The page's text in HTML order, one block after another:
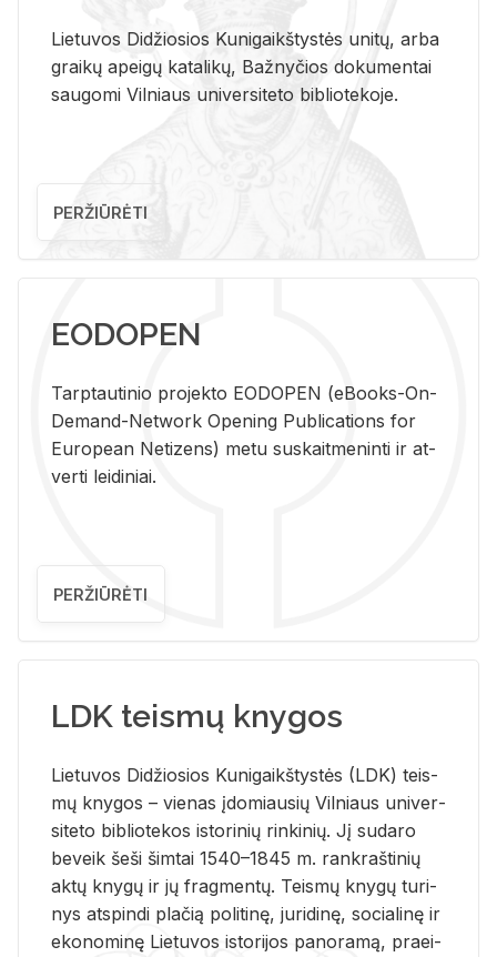
Lietuvos Didžiosios Kunigaikštystės unitų, arba
graikų apeigų katalikų, Bažnyčios dokumentai
saugomi Vilniaus universiteto bibliotekoje.
PERŽIŪRĖTI
EODOPEN
Tarp­tau­ti­nio pro­jek­to EO­DO­PEN (eBo­oks-On-
De­mand-Ne­twork Ope­ning Pub­li­ca­tions for
Eu­ro­pe­an Ne­ti­zens) metu su­skait­me­nin­ti ir at­
ver­ti lei­di­niai.
PERŽIŪRĖTI
LDK teismų knygos
Lie­tu­vos Di­džio­sios Ku­ni­gaikš­tys­tės (LDK) teis­
mų kny­gos – vie­nas įdo­miau­sių Vil­niaus uni­ver­
si­te­to bi­b­lio­te­kos is­to­ri­nių rin­ki­nių. Jį su­da­ro
be­veik šeši šim­tai 1540–1845 m. rank­raš­ti­nių
aktų kny­gų ir jų frag­men­tų. Teis­mų kny­gų tu­ri­
nys at­spin­di pla­čią po­li­ti­nę, ju­ri­di­nę, so­cia­li­nę ir
eko­no­mi­nę Lie­tu­vos is­to­ri­jos pa­no­ra­mą, pra­ei­